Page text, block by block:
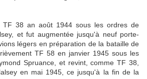
TF 38 an août 1944 sous les ordres de
et fut augmentée jusqu'à neuf porte-
légers en préparation de la bataille de
TF 58 en janvier 1945 sous les
Spruance, et revint, comme TF 38,
en mai 1945, ce jusqu'à la fin de la